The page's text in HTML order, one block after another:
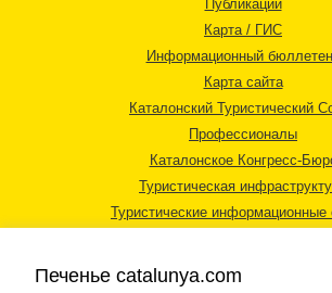
Публикации
Карта / ГИС
Информационный
Карта сайта
Каталонский Туристический
Профессионалы
Каталонское Конгресс-
Туристическая
Туристические
Печенье catalunya.com